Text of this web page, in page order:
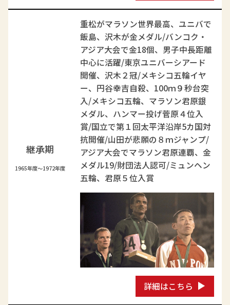
継承期
1965年度～1972年度
重松がマラソン世界最高、ユニバで
飯島、沢木が金メダル/バンコク・
アジア大会で金18個、男子中長距離
中心に活躍/東京ユニバーシアード
開催、沢木２冠/メキシコ五輪イヤ
ー、円谷幸吉自殺、100ｍ９秒台突
入/メキシコ五輪、マラソン君原銀
メダル、ハンマー投げ菅原４位入
賞/国立で第１回太平洋沿岸5カ国対
抗開催/山田が悲願の８ｍジャンプ/
アジア大会でマラソン君原連覇、金
メダル19/財団法人認可/ミュンヘン
五輪、君原５位入賞
詳細はこちら